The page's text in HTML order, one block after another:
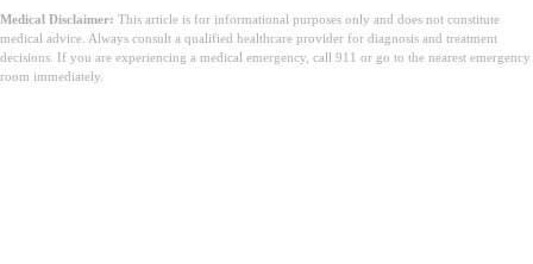
Medical Disclaimer: This article is for informational purposes only and does not constitute
medical advice. Always consult a qualified healthcare provider for diagnosis and treatment
decisions. If you are experiencing a medical emergency, call 911 or go to the nearest emergency
room immediately.